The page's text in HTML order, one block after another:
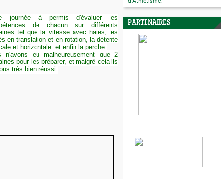
journée à permis d'évaluer les
de chacun sur différents
tel que la vitesse avec haies, les
en translation et en rotation, la détente
et horizontale et enfin la perche.
n'avons eu malheureusement que 2
pour les préparer, et malgré cela ils
très bien réussi.
PARTENAIRES